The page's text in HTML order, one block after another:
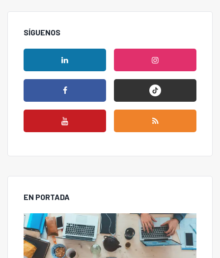
SÍGUENOS
EN PORTADA